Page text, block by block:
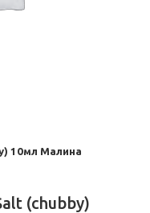
10мл Малина
(chubby)